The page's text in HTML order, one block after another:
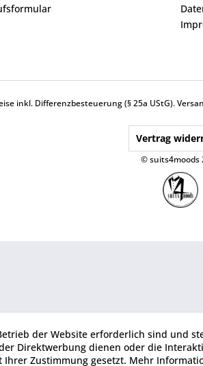
inkl. Differenzbesteuerung (§ 25a UStG).
Vertrag
© suits4moods
der Website erforderlich sind und
Direktwerbung dienen oder die
Zustimmung gesetzt. Mehr